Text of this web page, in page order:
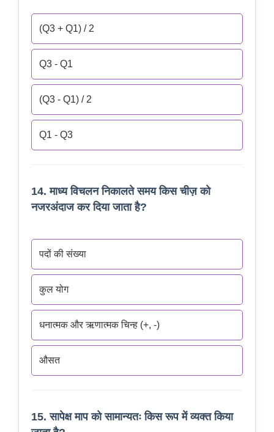
(Q3 + Q1) / 2
Q3 - Q1
(Q3 - Q1) / 2
Q1 - Q3
14. माध्य विचलन निकालते समय किस चीज़ को
नजरअंदाज कर दिया जाता है?
पदों की संख्या
कुल योग
धनात्मक और ऋणात्मक चिन्ह (+, -)
औसत
15. सापेक्ष माप को सामान्यतः किस रूप में व्यक्त किया